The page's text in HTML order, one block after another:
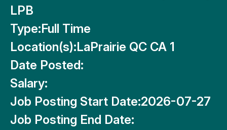
LPB
Type:Full Time
Location(s):LaPrairie QC CA 1
Date Posted:
Salary:
Job Posting Start Date:2026-07-27
Job Posting End Date: